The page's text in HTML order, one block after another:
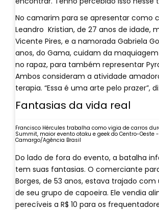
No camarim para se apresentar como
Leandro Kristian, de 27 anos de idade,
Vicente Pires, e a namorada Gabriela
anos, do Gama, cuidam da maquiagem
no rapaz, para também representar
Ambos consideram a atividade
terapia. “Essa é uma arte pelo prazer”,
Fantasias da vida real
Francisco Hércules trabalha como vigia de carros
Summit, maior evento otaku e geek do Centro-Oeste
Camargo/Agência Brasil
Do lado de fora do evento, a batalha
tem suas fantasias. O comerciante
Borges, de 53 anos, estava trajado
de seu grupo de capoeira. Ele vendia
perecíveis a R$ 10 para os